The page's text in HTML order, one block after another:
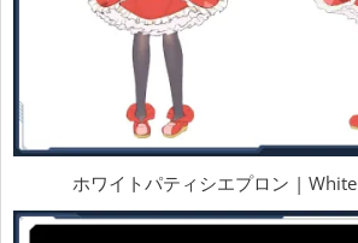
ホワイトパティシエプロン |